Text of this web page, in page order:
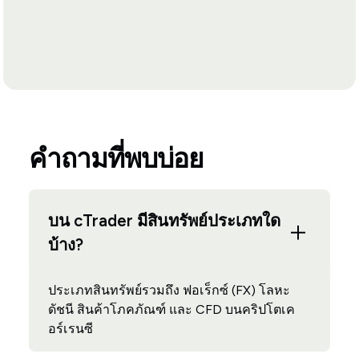
คำถามที่พบบ่อย
บน cTrader มีสินทรัพย์ประเภทใด
บ้าง?
ประเภทสินทรัพย์รวมถึง ฟอเร็กซ์ (FX) โลหะ
ดัชนี สินค้าโภคภัณฑ์ และ CFD บนคริปโตเค
อร์เรนซี